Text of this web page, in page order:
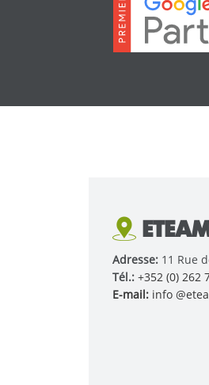
Adresse: 11 Rue
Tél.: +352 (0) 262
E-mail: info